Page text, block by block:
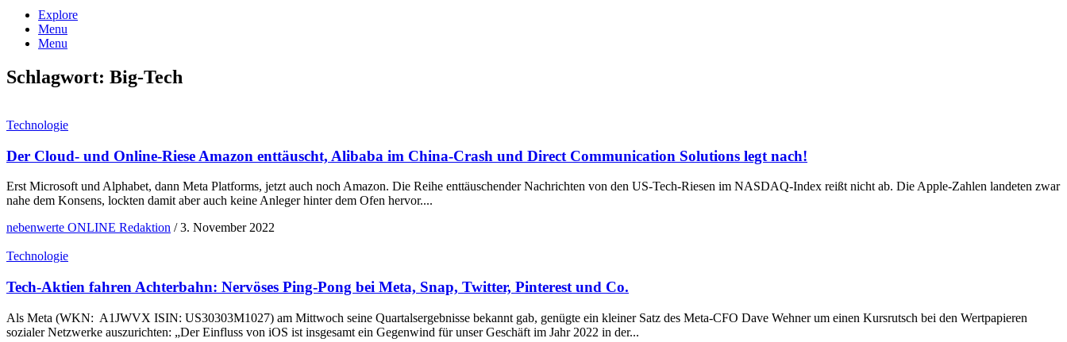
Explore
Menu
Menu
Schlagwort: Big-Tech
Technologie
Der Cloud- und Online-Riese Amazon enttäuscht, Alibaba im China-Crash und Direct Communication Solutions legt nach!
Erst Microsoft und Alphabet, dann Meta Platforms, jetzt auch noch Amazon. Die Reihe enttäuschender Nachrichten von den US-Tech-Riesen im NASDAQ-Index reißt nicht ab. Die Apple-Zahlen landeten zwar
nahe dem Konsens, lockten damit aber auch keine Anleger hinter dem Ofen hervor....
nebenwerte ONLINE Redaktion / 3. November 2022
Technologie
Tech-Aktien fahren Achterbahn: Nervöses Ping-Pong bei Meta, Snap, Twitter, Pinterest und Co.
Als Meta (WKN: A1JWVX ISIN: US30303M1027) am Mittwoch seine Quartalsergebnisse bekannt gab, genügte ein kleiner Satz des Meta-CFO Dave Wehner um einen Kursrutsch bei den Wertpapieren
sozialer Netzwerke auszurichten: „Der Einfluss von iOS ist insgesamt ein Gegenwind für unser Geschäft im Jahr 2022 in der...